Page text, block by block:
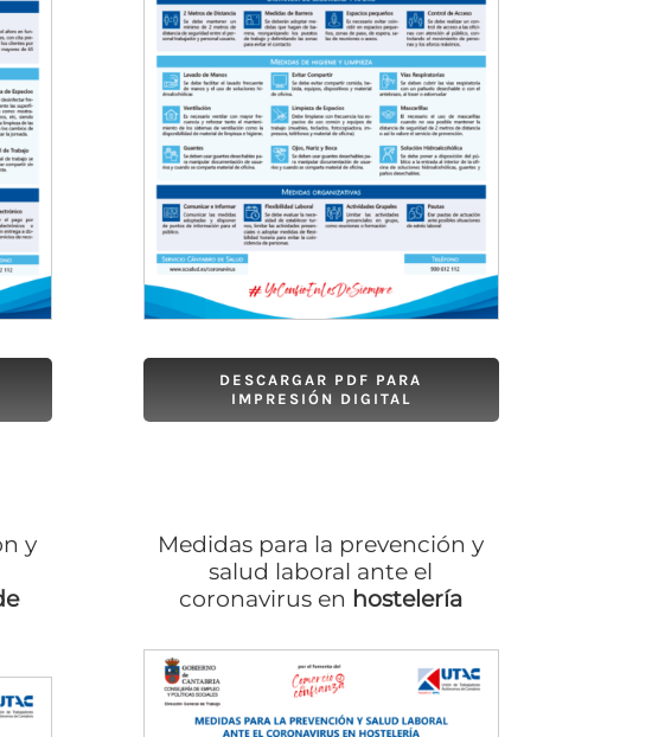
DESCARGAR PDF PARA
IMPRESIÓN DIGITAL
y
Medidas para la prevención y
salud laboral ante el
coronavirus en hostelería